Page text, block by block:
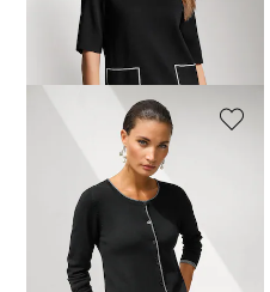
Laagste prijs van de afgelopen 30
dagen**: 89,00 €
(-22%)
Vest met glansgaren
99,00 €
Laagste prijs van de afgelopen 30
dagen**: 109,00 €
(-9%)